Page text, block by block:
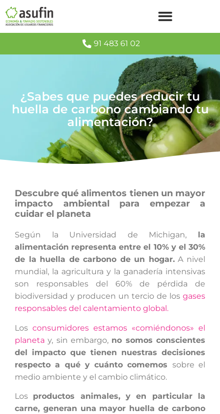
91 483 61 02
¿Sabes que puedes reducir tu
huella de carbono cambiando tu
alimentación?
Descubre qué alimentos tienen un mayor
impacto ambiental para empezar a
cuidar el planeta
Según la Universidad de Michigan,
la
alimentación representa entre el 10% y el 30%
de la huella de carbono de un hogar.A nivel
mundial, la agricultura y la ganadería intensivas
son responsables del 60% de pérdida de
biodiversidad y producen un tercio de los gases
responsables del calentamiento global.
Los consumidores estamos «comiéndonos» el
planeta y, sin embargo, no somos conscientes
del impacto que tienen nuestras decisiones
respecto a qué y cuánto comemos sobre el
medio ambiente y el cambio climático.
Los productos animales, y en particular la
carne, generan una mayor huella de carbono